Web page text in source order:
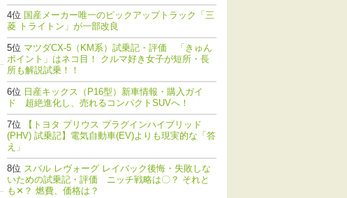
国産メーカー唯一のピックアップトラック「三
菱 トライトン」が一部改良
マツダCX-5（KM系）試乗記・評価 「きゅん
ポイント」はネコ目！ クルマ好き女子が短所・長
所も解説試乗！！
日産キックス（P16型）新車情報・購入ガイ
ド 超絶進化し、売れるコンパクトSUVへ！
【トヨタ プリウス プラグインハイブリッド
(PHV) 試乗記】電気自動車(EV)よりも現実的な「答
え」
スバル レヴォーグ レイバック後悔・失敗しな
いための試乗記・評価 ニッチ戦略は〇？ それと
も✕？ 燃費、価格は？